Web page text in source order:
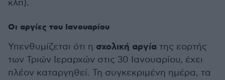
κλπ).
Οι αργίες του Ιανουαρίου
Υπενθυμίζεται ότι η σχολική αργία της εορτής
των Τριών Ιεραρχών στις 30 Ιανουαρίου, έχει
πλέον καταργηθεί. Τη συγκεκριμένη ημέρα, τα